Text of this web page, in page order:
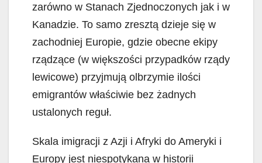
zarówno w Stanach Zjednoczonych jak i w
Kanadzie. To samo zresztą dzieje się w
zachodniej Europie, gdzie obecne ekipy
rządzące (w większości przypadków rządy
lewicowe) przyjmują olbrzymie ilości
emigrantów właściwie bez żadnych
ustalonych reguł.
Skala imigracji z Azji i Afryki do Ameryki i
Europy jest niespotykana w historii